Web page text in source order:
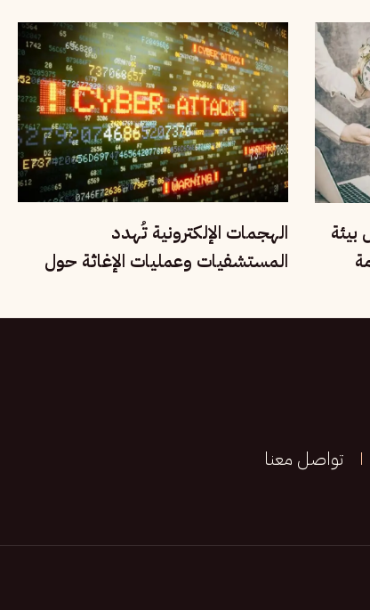
بيئة
الهجمات الإلكترونية تُهدد
المستشفيات وعمليات الإغاثة حول
تواصل معنا